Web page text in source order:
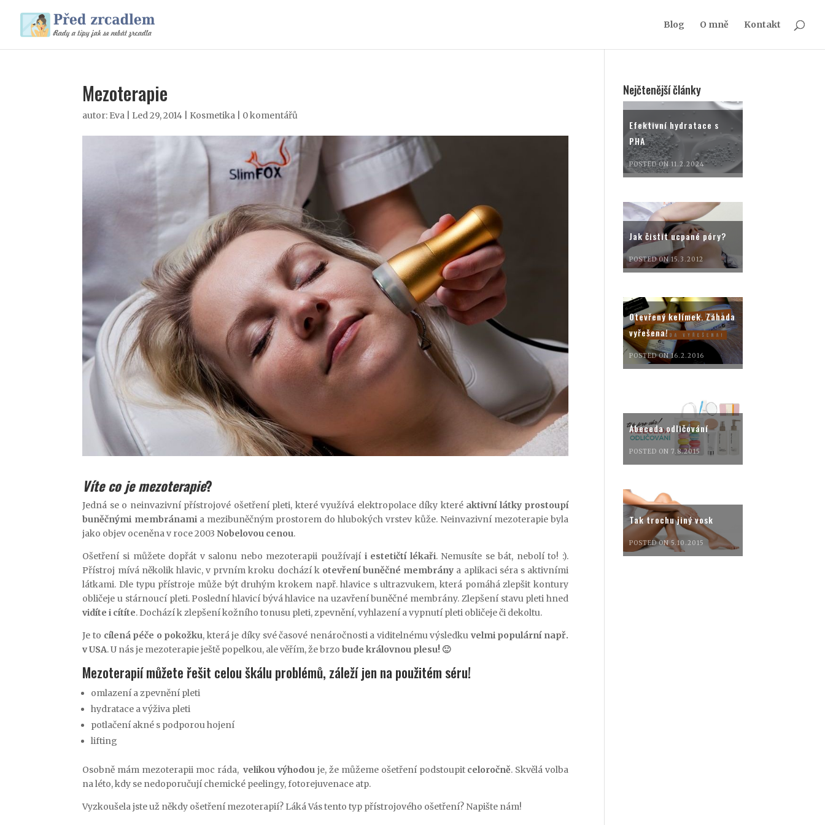
Blog O mně Kontakt
Mezoterapie
autor: Eva Led 29, 2014 Kosmetika 0 komentářů
Víte co je mezoterapie?
Jedná se o neinvazivní přístrojové ošetření pleti, které využívá elektropolace díky které aktivní látky prostoupí
buněčnými membránamia mezibuněčným prostorem do hlubokých vrstev kůže. Neinvazivní mezoterapie byla
jako objev oceněna v roce 2003 Nobelovou cenou.
Ošetření si můžete dopřát v salonu nebo mezoterapii používajíi estetičtí lékaři. Nemusíte se bát, nebolí to! :).
Přístroj mívá několik hlavic, v prvním kroku dochází k otevření buněčné membrány a aplikaci séra s aktivními
látkami. Dle typu přístroje může být druhým krokem např. hlavice s ultrazvukem, která pomáhá zlepšit kontury
obličeje u stárnoucí pleti. Poslední hlavicí bývá hlavice na uzavření buněčné membrány. Zlepšení stavu pleti hned
vidíte i cítíte. Dochází k zlepšení kožního tonusu pleti, zpevnění, vyhlazení a vypnutí pleti obličeje či dekoltu.
Je to cílená péče o pokožku, která je díky své časové nenáročnosti a viditelnému výsledku velmi populární např.
v USA. U nás je mezoterapie ještě popelkou, ale věřím, že brzo bude královnou plesu! 🙂
Mezoterapií můžete řešit celou škálu problémů, záleží jen na použitém séru!
omlazení a zpevnění pleti
hydratace a výživa pleti
potlačení akné s podporou hojení
lifting
Osobně mám mezoterapii moc ráda,velikou výhodou je, že můžeme ošetření podstoupit celoročně. Skvělá volba
na léto, kdy se nedoporučují chemické peelingy, fotorejuvenace atp.
Vyzkoušela jste už někdy ošetření mezoterapií? Láká Vás tento typ přístrojového ošetření? Napište nám!
Nejčtenější články
Efektivní hydratace s
PHA
POSTED ON 11.2.2024
Jak čistit ucpané póry?
POSTED ON 15.3.2012
Otevřený kelímek. Záhada
vyřešena!
POSTED ON 16.2.2016
Abeceda odličování
POSTED ON 7.8.2015
Tak trochu jiný vosk
POSTED ON 5.10.2015